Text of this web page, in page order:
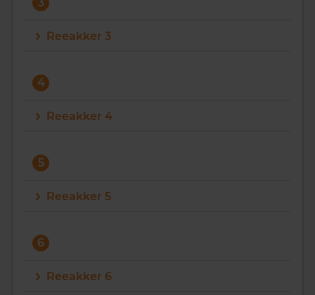
Reeakker 3
4
Reeakker 4
5
Reeakker 5
6
Reeakker 6